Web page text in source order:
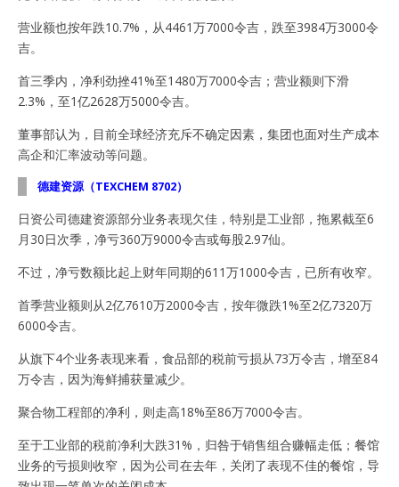
营业额也按年跌10.7%，从4461万7000令吉，跌至3984万3000令
吉。
首三季内，净利劲挫41%至1480万7000令吉；营业额则下滑
2.3%，至1亿2628万5000令吉。
董事部认为，目前全球经济充斥不确定因素，集团也面对生产成本
高企和汇率波动等问题。
德建资源（TEXCHEM 8702）
日资公司德建资源部分业务表现欠佳，特别是工业部，拖累截至6
月30日次季，净亏360万9000令吉或每股2.97仙。
不过，净亏数额比起上财年同期的611万1000令吉，已所有收窄。
首季营业额则从2亿7610万2000令吉，按年微跌1%至2亿7320万
6000令吉。
从旗下4个业务表现来看，食品部的税前亏损从73万令吉，增至84
万令吉，因为海鲜捕获量减少。
聚合物工程部的净利，则走高18%至86万7000令吉。
至于工业部的税前净利大跌31%，归咎于销售组合赚幅走低；餐馆
业务的亏损则收窄，因为公司在去年，关闭了表现不佳的餐馆，导